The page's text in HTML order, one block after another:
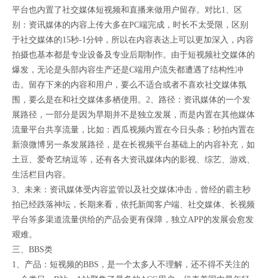
平台也内置了社交媒体短视频和直播来做用户留存。对比1、区
别：资讯媒体的内容上传大多在PC端完成，时长不太受限，区别
于社交媒体的15秒-1分钟，所以在内容表达上可以更加深入，内容
拍摄也基本都是专业设备及专业后期制作。由于短视频社交媒体的
爆发，无论是头部内容生产还是C端用户流失都遭遇了结构性冲
击。留存下来的内容和用户，要么不适合或者不喜欢社交媒体氛
围，要么是在和社交媒体多栖使用。2、路径：资讯媒体的一个发
展路径，一部分是因为早期并不是独立发展，而是内置在其他媒体
流量平台共享流量，比如：西瓜视频内置在今日头条；秒拍内置在
新浪微博另一条发展路径，是在长视频平台基础上的内容补充，如
土豆、爱奇艺纳逗等，还有各大资讯媒体内的影视、综艺、游戏、
生活栏目内容。
3、未来：资讯媒体受内容监管以及社交媒体冲击，曾经的霸主秒
拍已经跌落神坛，长期来看，依托新闻客户端、社交媒体、长视频
平台等多渠道流量供给的产品会更有保障，独立APP的发展会愈发
艰难。
三、BBS类
1、产品：短视频的BBS，是一个太多人不理解，还不得不关注的